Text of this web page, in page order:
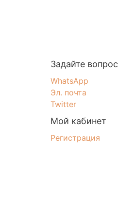
Задайте вопрос
WhatsApp
Эл. почта
Twitter
Мой кабинет
Регистрация